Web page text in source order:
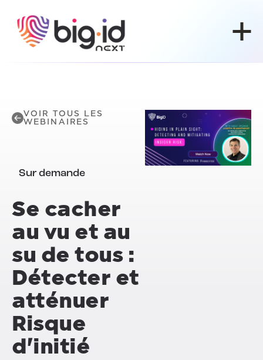
VOIR TOUS LES
WEBINAIRES
Sur demande
Se cacher
au vu et au
su de tous :
Détecter et
atténuer
Risque
d'initié